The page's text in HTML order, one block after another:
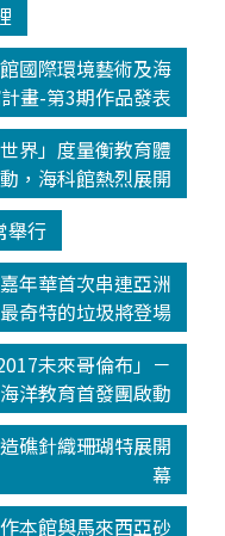
國際環境藝術及海
畫-第3期作品發表
界」度量衡教育體
，海科館熱烈展開
舉行
年華首次串連亞洲
奇特的垃圾將登場
未來哥倫布」－
洋教育首發團啟動
礁針織珊瑚特展開
幕
本館與馬來西亞砂